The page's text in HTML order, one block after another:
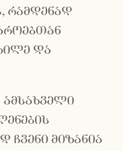
რამდენად
და
ჩვენი მიზანია